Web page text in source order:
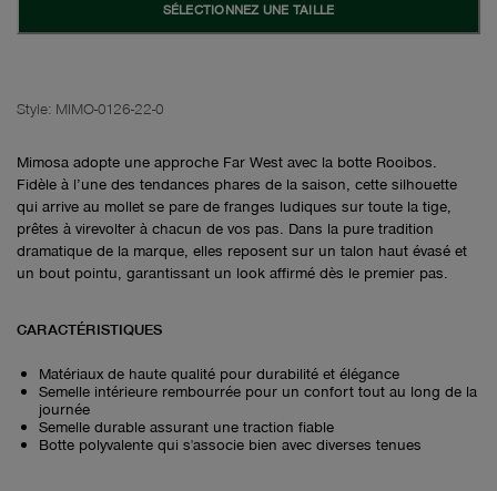
SÉLECTIONNEZ UNE TAILLE
Style: MIMO-0126-22-0
Mimosa adopte une approche Far West avec la botte Rooibos.
Fidèle à l’une des tendances phares de la saison, cette silhouette
qui arrive au mollet se pare de franges ludiques sur toute la tige,
prêtes à virevolter à chacun de vos pas. Dans la pure tradition
dramatique de la marque, elles reposent sur un talon haut évasé et
un bout pointu, garantissant un look affirmé dès le premier pas.
CARACTÉRISTIQUES
Matériaux de haute qualité pour durabilité et élégance
Semelle intérieure rembourrée pour un confort tout au long de la
journée
Semelle durable assurant une traction fiable
Botte polyvalente qui s'associe bien avec diverses tenues